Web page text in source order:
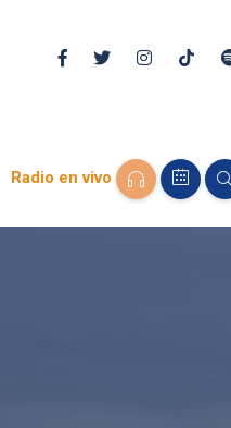
Radio en vivo